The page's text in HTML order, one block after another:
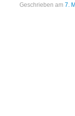
Geschrieben am 7.